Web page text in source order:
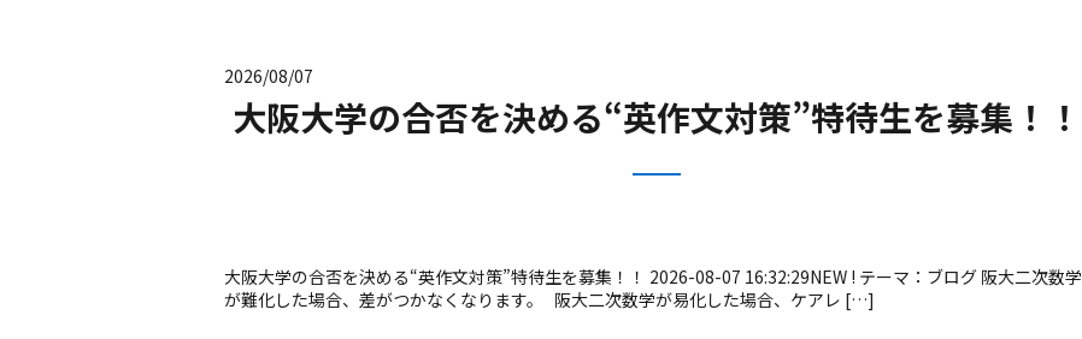
2026/08/07
大阪大学の合否を決める“英作文対策”特待生を募集！！
大阪大学の合否を決める“英作文対策”特待生を募集！！ 2026-08-07 16:32:29NEW ! テーマ：ブログ 阪大二次数学
が難化した場合、差がつかなくなります。 阪大二次数学が易化した場合、ケアレ […]